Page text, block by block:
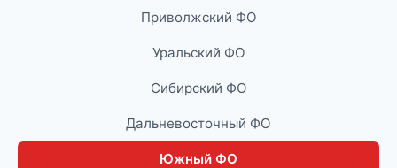
Приволжский ФО
Уральский ФО
Сибирский ФО
Дальневосточный ФО
Южный ФО